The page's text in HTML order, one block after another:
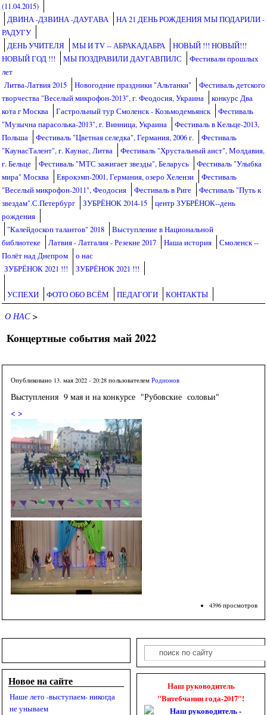
(11.04.2015)
ДВИНА -ДЗВИНА -ДАУГАВА
НА 21 ДЕНЬ РОЖДЕНИЯ МЫ ПОДАРИЛИ -
РАДУГУ
ДЕНЬ УЧИТЕЛЯ
МЫ И TV -- АБРАКАДАБРА
НОВЫЙ !!! НОВЫЙ!!!
НОВЫЙ ГОД !!!
МЫ ПОЗДРАВИЛИ ДАУГАВПИЛС
Фестивали прошлых
лет
Литва-Латвия 2015
Новогодние праздники "Альтанки"
Фестиваль детского
творчества "Веселый микрофон-2013", г. Феодосия, Украина
конкурс Два
кота г Москва
Гастрольный тур Смоленск - Козьмодемьянск
Фестиваль
"Музычна парасолька-2013", г. Винница, Украина
Фестиваль в Кельце-2013,
Польша
Фестиваль "Цветная селедка", Германия, 2006 г.
Фестиваль
"КаунасТалент", г. Каунас, Литва
Фестиваль "Хрустальный аист", Молдавия,
г. Бельце
Фестиваль "МТС зажигает звезды", Беларусь
Фестиваль "Улыбка
мира" Москва
Еврокэмп-2001, Германия, озеро Хелензи
Фестиваль
"Веселый микрофон-2011", Феодосия
Фестиваль в Риге
Фестиваль "Путь к
звездам".С.Петербург
ЗУБРЁНОК 2014-15
центр ЗУБРЁНОК--день
рождения
"Калейдоскоп талантов" 2018
Выступление в Национальной
библиотеке
Латвия - Латгалия - Резекне 2017 Наша история
Смоленск --
Полёт над Днепром
о нас
ЗУБРЁНОК 2021 !!!
ЗУБРЁНОК 2021 !!!
УСПЕХИ ФОТО ОБО ВСЁМ ПЕДАГОГИ КОНТАКТЫ
О НАС>
Концертные события май 2022
Опубликовано 13. мая 2022 - 20:28 пользователем Родионов
Выступления 9 мая и на конкурсе "Рубовские соловьи"
< >
4396 просмотров
Новое на сайте
Наше лето -выступаем- никогда
не унываем
Форма поиска
Поиск
Наш руководитель
"Витебчанин года-2017"!